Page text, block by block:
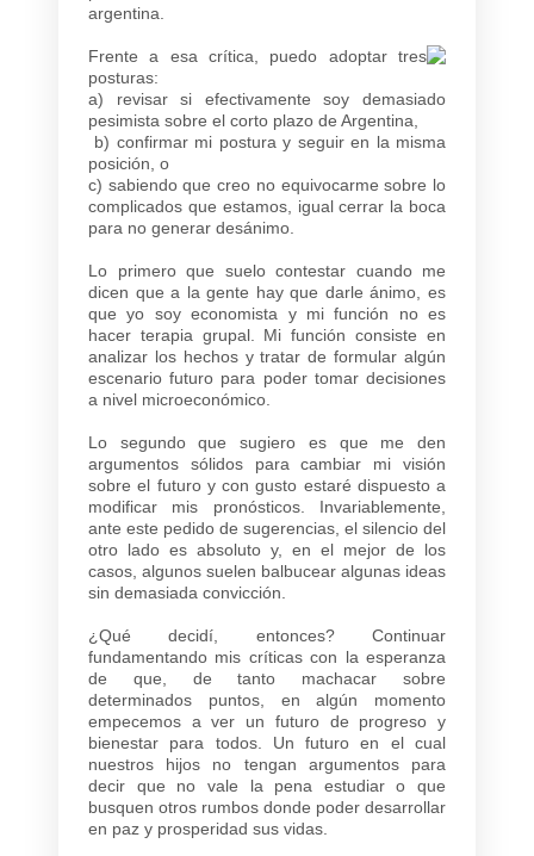
argentina.
Frente a esa crítica, puedo adoptar tres
posturas:
a) revisar si efectivamente soy demasiado
pesimista sobre el corto plazo de Argentina,
b) confirmar mi postura y seguir en la misma
posición, o
c) sabiendo que creo no equivocarme sobre lo
complicados que estamos, igual cerrar la boca
para no generar desánimo.
Lo primero que suelo contestar cuando me
dicen que a la gente hay que darle ánimo, es
que yo soy economista y mi función no es
hacer terapia grupal. Mi función consiste en
analizar los hechos y tratar de formular algún
escenario futuro para poder tomar decisiones
a nivel microeconómico.
Lo segundo que sugiero es que me den
argumentos sólidos para cambiar mi visión
sobre el futuro y con gusto estaré dispuesto a
modificar mis pronósticos. Invariablemente,
ante este pedido de sugerencias, el silencio del
otro lado es absoluto y, en el mejor de los
casos, algunos suelen balbucear algunas ideas
sin demasiada convicción.
¿Qué decidí, entonces? Continuar
fundamentando mis críticas con la esperanza
de que, de tanto machacar sobre
determinados puntos, en algún momento
empecemos a ver un futuro de progreso y
bienestar para todos. Un futuro en el cual
nuestros hijos no tengan argumentos para
decir que no vale la pena estudiar o que
busquen otros rumbos donde poder desarrollar
en paz y prosperidad sus vidas.